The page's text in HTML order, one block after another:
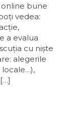
bune
vedea:
a evalua
cu nişte
alegerile